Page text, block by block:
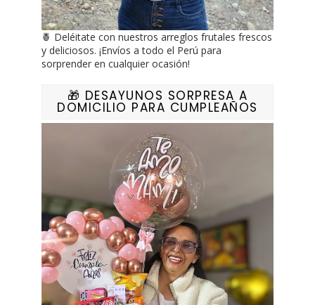
🍍 Deléitate con nuestros arreglos frutales frescos
y deliciosos. ¡Envíos a todo el Perú para
sorprender en cualquier ocasión!
🎁 DESAYUNOS SORPRESA A
DOMICILIO PARA CUMPLEAÑOS